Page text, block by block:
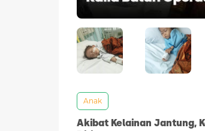
Anak
Akibat Kelainan Jantung,